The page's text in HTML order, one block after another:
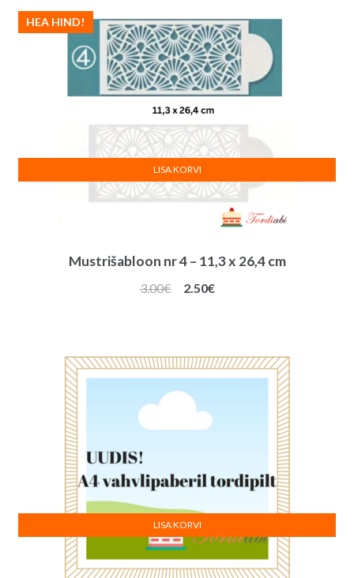
Mustrišabloon nr 4 – 11,3 x 26,4 cm
HEA HIND!
3.00€
Algne
2.50€Praegune
LISA KORVI
LISA KORVI